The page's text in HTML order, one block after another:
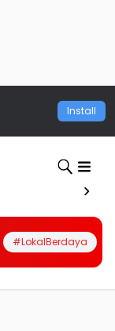
Install
#LokalBerdaya